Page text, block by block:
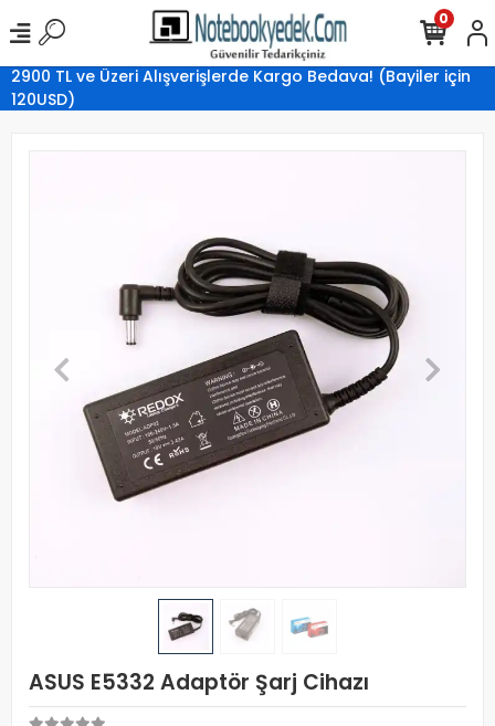
2900 TL ve Üzeri Alışverişlerde Kargo Bedava! (Bayiler için
120USD)
0
ASUS E5332 Adaptör Şarj Cihazı